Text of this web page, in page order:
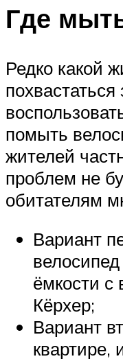
Где
Редко какой
помыть
жителей
проблем не
обитателям
Вариант
ёмкости с
Кёрхер;
Вариант
квартире,